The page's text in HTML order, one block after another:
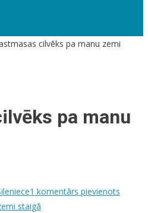
cilvēks pa manu zemi
pa manu
1 komentārs pievienots
staigā